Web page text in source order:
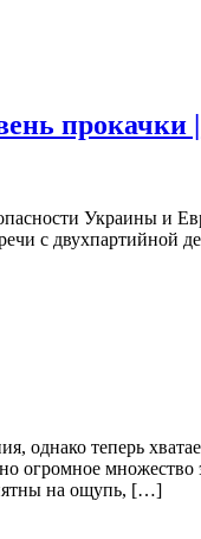
прокачки
Украины и
с двухпартийной
однако теперь
огромное множество
на ощупь, […]